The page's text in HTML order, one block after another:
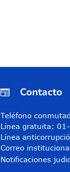
Contacto
Teléfono
Línea gratuita:
Línea
Correo
Notificaciones